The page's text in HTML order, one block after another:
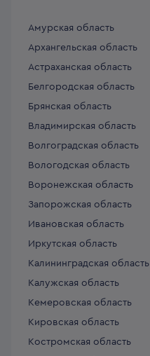
Амурская область
Архангельская область
Астраханская область
Белгородская область
Брянская область
Владимирская область
Волгоградская область
Вологодская область
Воронежская область
Запорожская область
Ивановская область
Иркутская область
Калининградская область
Калужская область
Кемеровская область
Кировская область
Костромская область